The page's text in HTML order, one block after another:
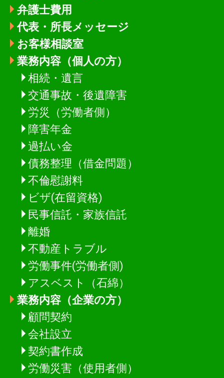
弁護士費用
代表・所長メッセージ
お客様相談室
業務内容（個人の方）
相続・遺言
交通事故・後遺障害
労災（労働者側）
障害年金
過払い金
債務整理（借金問題）
不倫慰謝料
ビザ(在留資格)
民事信託・家族信託
離婚
不動産トラブル
労働事件(労働者側)
アスベスト（石綿）
業務内容（企業の方）
顧問契約
会社設立
契約書作成
労働災害（使用者側）